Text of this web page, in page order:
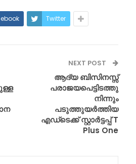
Twitter
NEXT POST
ആദ്യ ബിസിനസ്സ്
പരാജയപെട്ടിടത്തു
നിന്നും
പടുത്തുയർത്തിയ
എഡ്ടെക്ക് സ്റ്റാർട്ടപ്പ് T
Plus One